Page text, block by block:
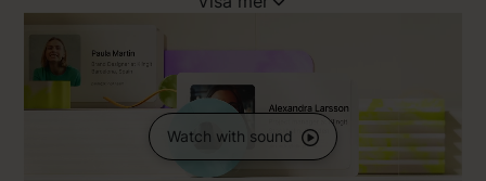
Watch with sound